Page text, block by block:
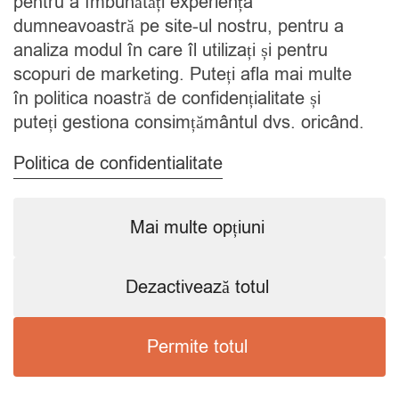
Contact
CATEGORII
Condimente
Mixuri
Ceaiuri
dumneavoastră pe site-ul nostru, pentru a
analiza modul în care îl utilizați și pentru
scopuri de marketing. Puteți afla mai multe
în politica noastră de confidențialitate și
puteți gestiona consimțământul dvs. oricând.
Politica de confidentialitate
Mai multe opțiuni
Dezactivează totul
Permite totul